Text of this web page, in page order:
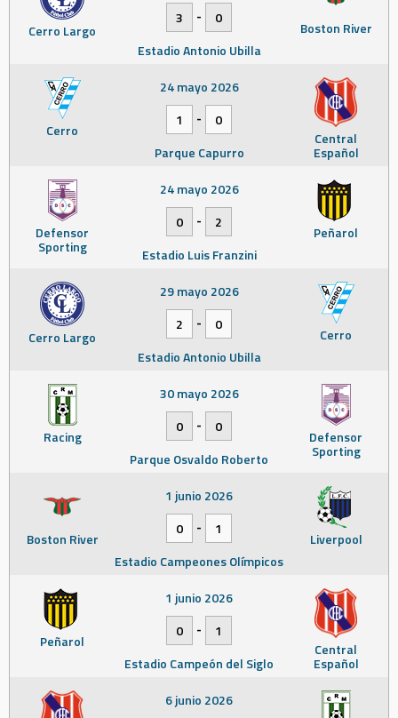
Cerro Largo Boston River
3 -
0
Estadio Antonio Ubilla
Cerro Central
Español
24 mayo 2026
1
-
0
Parque Capurro
Defensor
Sporting
Peñarol
24 mayo 2026
0
-
2
Estadio Luis Franzini
Cerro Largo Cerro
29 mayo 2026
2
-
0
Estadio Antonio Ubilla
Racing Defensor
Sporting
30 mayo 2026
0
-
0
Parque Osvaldo Roberto
Boston River Liverpool
1 junio 2026
0
-
1
Estadio Campeones Olímpicos
Peñarol Central
Español
1 junio 2026
0
-
1
Estadio Campeón del Siglo
6 junio 2026